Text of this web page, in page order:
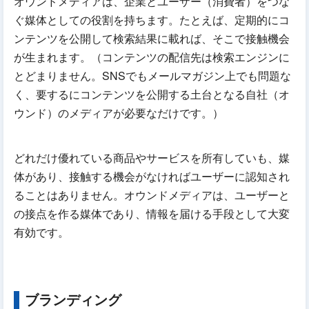
ぐ媒体としての役割を持ちます。たとえば、定期的にコ
ンテンツを公開して検索結果に載れば、そこで接触機会
が生まれます。（コンテンツの配信先は検索エンジンに
とどまりません。SNSでもメールマガジン上でも問題な
く、要するにコンテンツを公開する土台となる自社（オ
ウンド）のメディアが必要なだけです。）
どれだけ優れている商品やサービスを所有していも、媒
体があり、接触する機会がなければユーザーに認知され
ることはありません。オウンドメディアは、ユーザーと
の接点を作る媒体であり、情報を届ける手段として大変
有効です。
ブランディング